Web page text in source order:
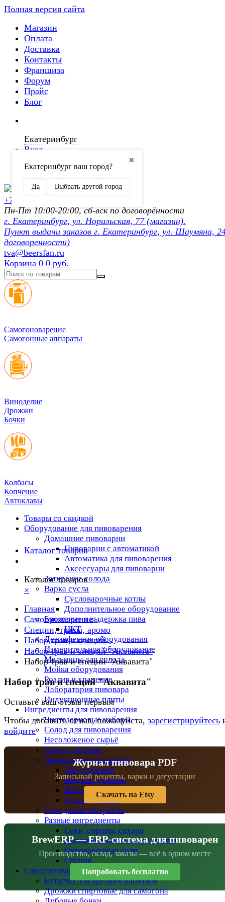
Полная версия сайта
Магазин
Оплата
Доставка
Контакты
Франшиза
Форум
Прайс
Блог
Екатеринбург
✖
Екатеринбург ваш город?
Да Выбрать другой город
Вход
Регистрация
+7 (902) 872-54-70
Пн-Пт 10:00-20:00, сб-вск по договорённости
г. Екатеринбург, ул. Норильская, 77 (магазин).
Пункт выдачи заказов г. Екатеринбург, ул. Шаумяна,
договоренности)
tva@beersfan.ru
Корзина 0 0 руб.
Cамогоноварение
Самогонные аппараты
Виноделие
Дрожжи
Бочки
Колбасы
Копчение
Автоклавы
Товары со скидкой
Оборудование для пивоварения
Домашние пивоварни
Пивоварни с автоматикой
Автоматика для пивоварения
Аксессуары для пивоварни
Затирание солода
Варка сусла
Cусловарочные котлы
Дополнительное оборудование
Брожение и выдержка пива
ЦКТ
Дезинфекция оборудования
Измерительное оборудование
Мельницы для солода
Мойка оборудования
Розлив и хранение
Лаборатория пивовара
Индукционные плиты
Ингредиенты для пивоварения
Чистозерновые наборы
Солод для пивоварения
Несоложеное сырьё
Хмель для пива
Дрожжи пивоваренные
Для дрожжей
Жидкие дрожжи
Жидкие дрожжи BeersFan
Сухие дрожжи
Солодовые экстракты
Разные ингредиенты
Соки, сиропы, сахара
Дополнительные ингредиенты
Пивоваренные соли
Специи
Самогоноварение
Бутылки для крепких напитков
Дрожжи спиртовые для самогона
Каталог товаров
Каталог товаров
×
Главная
Самогоноварение
Специи, травы, аромо
Набор трав и специй
Набор трав и специй "Аквавита"
Набор трав и специй "Аквавита"
Набор трав и специй "Аквавита"
Оставьте ваш отзыв первым
Чтобы добавить отзыв, пожалуйста, зарегистрируйтесь
войдите
Журнал пивовара PDF
Записывай рецепты, варки и дегустации
Скачать на Etsy
BrewERP — ERP-система для пивоварен
Производство, склад, заказы — всё в одном месте
Попробовать бесплатно